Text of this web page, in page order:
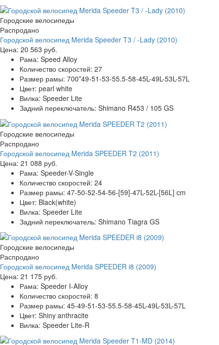
Городские велосипеды
Распродано
Городской велосипед Merida Speeder T3 / -Lady (2010)
Цена: 20 563 руб.
Рама: Speed Alloy
Количество скоростей: 27
Размер рамы: 700*49-51-53-55.5-58-45L-49L-53L-57L
Цвет: pearl white
Вилка: Speeder Lite
Задний переключатель: Shimano R453 / 105 GS
Городские велосипеды
Распродано
Городской велосипед Merida SPEEDER T2 (2011)
Цена: 21 088 руб.
Рама: Speeder-V-Single
Количество скоростей: 24
Размер рамы: 47-50-52-54-56-[59]-47L-52L-[56L] cm
Цвет: Black(white)
Вилка: Speeder Lite
Задний переключатель: Shimano Tiagra GS
Городские велосипеды
Распродано
Городской велосипед Merida SPEEDER i8 (2009)
Цена: 21 175 руб.
Рама: Speeder I-Alloy
Количество скоростей: 8
Размер рамы: 45-49-51-53-55.5-58-45L-49L-53L-57L
Цвет: Shiny anthracite
Вилка: Speeder Lite-R